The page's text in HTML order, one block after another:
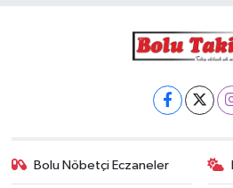
Bolu Nöbetçi Eczaneler